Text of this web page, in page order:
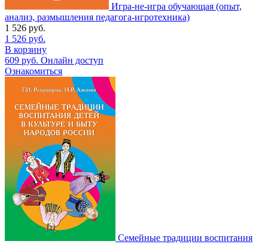
Игра-не-игра обучающая (опыт,
анализ, размышления педагога-игротехника)
1 526 руб.
1 526 руб.
В корзину
609 руб. Онлайн доступ
Ознакомиться
Семейные традиции воспитания